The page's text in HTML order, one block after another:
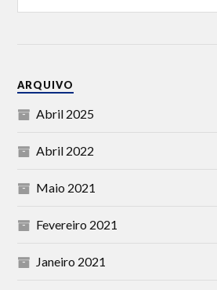
ARQUIVO
Abril 2025
Abril 2022
Maio 2021
Fevereiro 2021
Janeiro 2021